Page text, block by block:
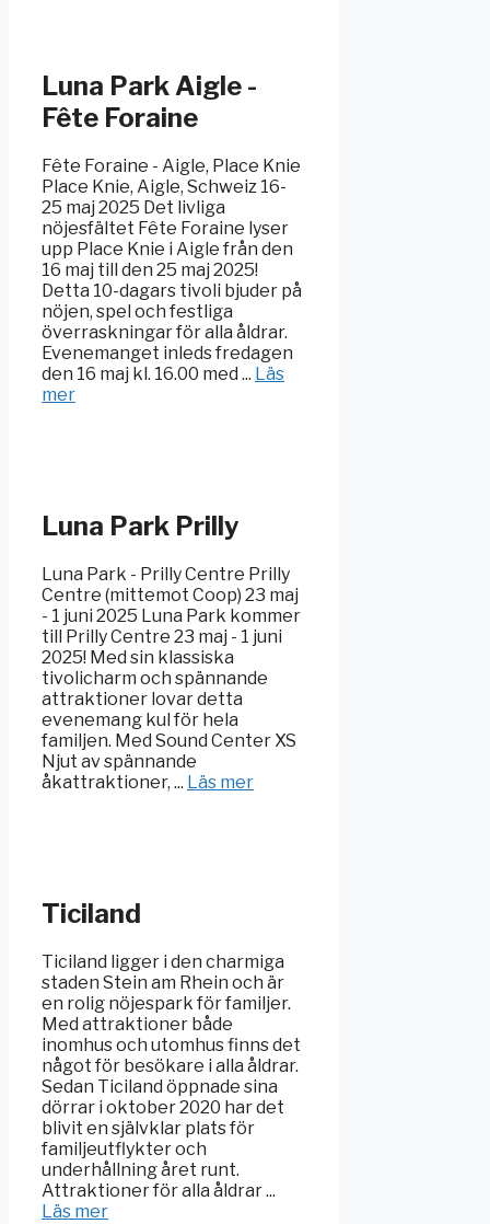
Luna Park Aigle -
Fête Foraine
Fête Foraine - Aigle, Place Knie
Place Knie, Aigle, Schweiz 16-
25 maj 2025 Det livliga
nöjesfältet Fête Foraine lyser
upp Place Knie i Aigle från den
16 maj till den 25 maj 2025!
Detta 10-dagars tivoli bjuder på
nöjen, spel och festliga
överraskningar för alla åldrar.
Evenemanget inleds fredagen
den 16 maj kl. 16.00 med ... Läs
mer
Luna Park Prilly
Luna Park - Prilly Centre Prilly
Centre (mittemot Coop) 23 maj
- 1 juni 2025 Luna Park kommer
till Prilly Centre 23 maj - 1 juni
2025! Med sin klassiska
tivolicharm och spännande
attraktioner lovar detta
evenemang kul för hela
familjen. Med Sound Center XS
Njut av spännande
åkattraktioner, ... Läs mer
Ticiland
Ticiland ligger i den charmiga
staden Stein am Rhein och är
en rolig nöjespark för familjer.
Med attraktioner både
inomhus och utomhus finns det
något för besökare i alla åldrar.
Sedan Ticiland öppnade sina
dörrar i oktober 2020 har det
blivit en självklar plats för
familjeutflykter och
underhållning året runt.
Attraktioner för alla åldrar ...
Läs mer